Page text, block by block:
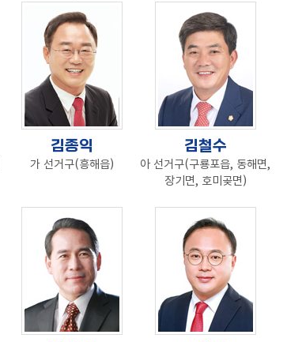
김종익
가 선거구(흥해읍)
김철수
아 선거구(구룡포읍, 동해면,
장기면, 호미곶면)